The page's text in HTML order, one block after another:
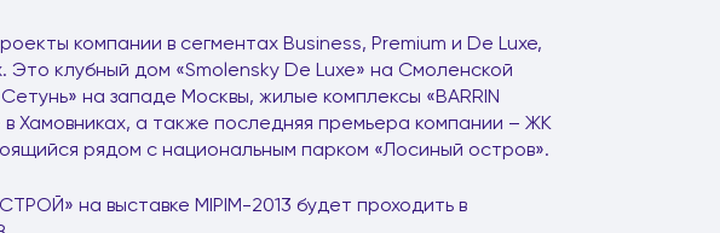
компании в сегментах Business, Premium и De Luxe,
Это клубный дом «Smolensky De Luxe» на Смоленской
на западе Москвы, жилые комплексы «BARRIN
в Хамовниках, а также последняя премьера компании – ЖК
рядом с национальным парком «Лосиный остров».
на выставке MIPIM-2013 будет проходить в